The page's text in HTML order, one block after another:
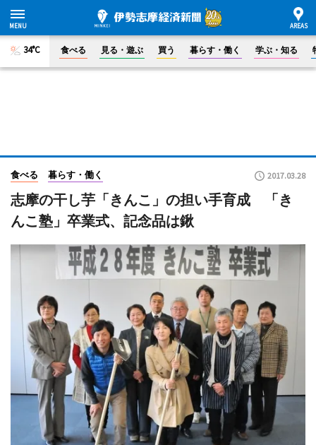
34°C 食べる 見る・遊ぶ 買う 暮らす・働く 学ぶ・知る
食べる 暮らす・働く 2017.03.28
志摩の干し芋「きんこ」の担い手育成 「き
んこ塾」卒業式、記念品は鍬